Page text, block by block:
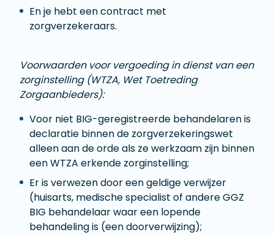
En je hebt een contract met
zorgverzekeraars.
Voorwaarden voor vergoeding in dienst van een
zorginstelling (WTZA, Wet Toetreding
Zorgaanbieders):
Voor niet BIG-geregistreerde behandelaren is
declaratie binnen de zorgverzekeringswet
alleen aan de orde als ze werkzaam zijn binnen
een WTZA erkende zorginstelling;
Er is verwezen door een geldige verwijzer
(huisarts, medische specialist of andere GGZ
BIG behandelaar waar een lopende
behandeling is (een doorverwijzing);